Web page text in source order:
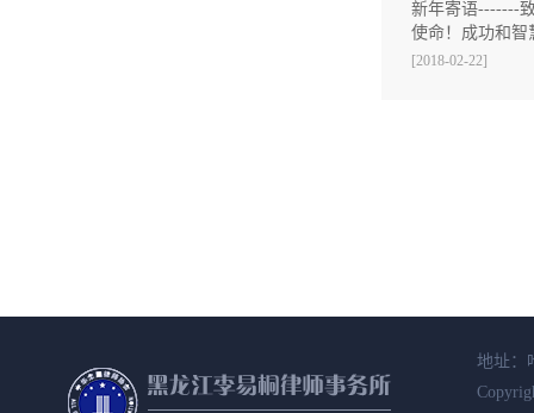
新年寄语-------
使命！成功和
[2018-02-22]
地址：